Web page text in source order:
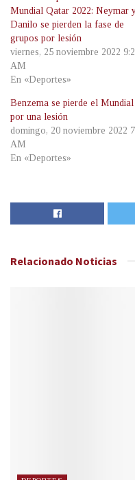
Mundial Qatar 2022: Neymar
Danilo se pierden la fase de
grupos por lesión
viernes, 25 noviembre 2022
AM
En «Deportes»
Benzema se pierde el Mundial
por una lesión
domingo, 20 noviembre 2022
AM
En «Deportes»
Relacionado Noticias